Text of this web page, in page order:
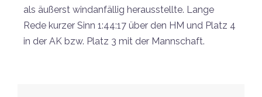
als äußerst windanfällig herausstellte. Lange
Rede kurzer Sinn 1:44:17 über den HM und Platz 4
in der AK bzw. Platz 3 mit der Mannschaft.